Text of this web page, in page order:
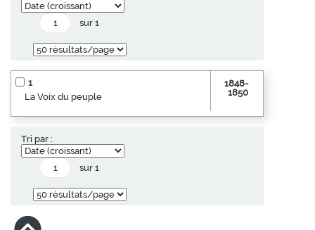
sur 1
1
La Voix du peuple
1848-
1850
Tri par :
sur 1